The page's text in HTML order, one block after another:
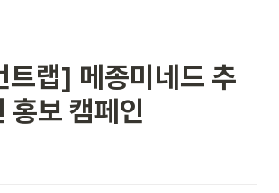
트랩] 메종미네드 추
홍보 캠페인